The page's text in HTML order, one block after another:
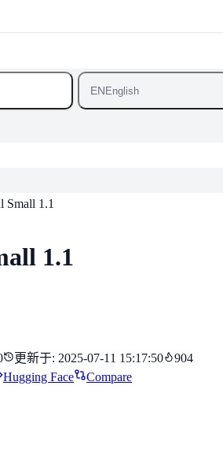
ENEnglish
Small 1.1
1.1
更新于: 2025-07-11 15:17:50
904
Hugging Face
Compare